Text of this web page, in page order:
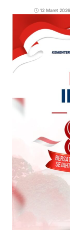
12 Maret 2026